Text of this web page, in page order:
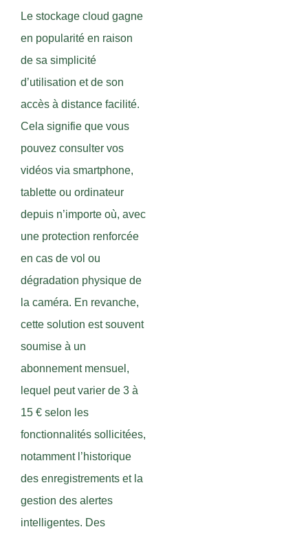
Le stockage cloud gagne
en popularité en raison
de sa simplicité
d’utilisation et de son
accès à distance facilité.
Cela signifie que vous
pouvez consulter vos
vidéos via smartphone,
tablette ou ordinateur
depuis n’importe où, avec
une protection renforcée
en cas de vol ou
dégradation physique de
la caméra. En revanche,
cette solution est souvent
soumise à un
abonnement mensuel,
lequel peut varier de 3 à
15 € selon les
fonctionnalités sollicitées,
notamment l’historique
des enregistrements et la
gestion des alertes
intelligentes. Des